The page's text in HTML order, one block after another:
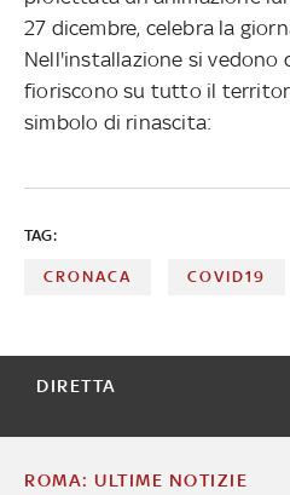
27 dicembre, celebra la
Nell'installazione si vedono
fioriscono su tutto il
simbolo di rinascita:
TAG:
CRONACA COVID19
DIRETTA
ROMA: ULTIME NOTIZIE